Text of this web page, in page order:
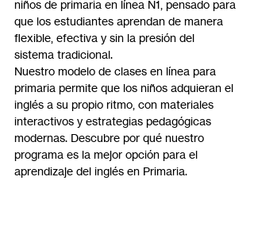
niños de primaria en línea N1, pensado para
que los estudiantes aprendan de manera
flexible, efectiva y sin la presión del
sistema tradicional.
Nuestro modelo de clases en línea para
primaria permite que los niños adquieran el
inglés a su propio ritmo, con materiales
interactivos y estrategias pedagógicas
modernas. Descubre por qué nuestro
programa es la mejor opción para el
aprendizaje del inglés en Primaria.